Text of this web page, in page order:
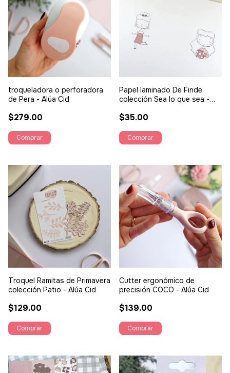
troqueladora o perforadora
de Pera - Alúa Cid
$279.00
Papel laminado De Finde
colección Sea lo que sea -
$35.00
Troquel Ramitas de Primavera
colección Patio - Alúa Cid
$129.00
Cutter ergonómico de
precisión COCO - Alúa Cid
$139.00